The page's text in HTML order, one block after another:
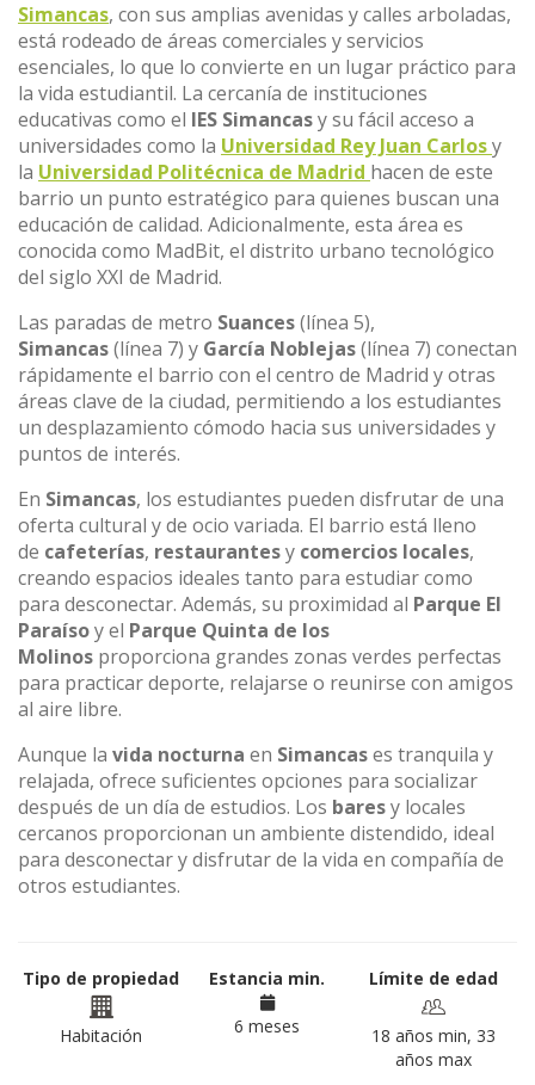
Simancas, con sus amplias avenidas y calles arboladas,
está rodeado de áreas comerciales y servicios
esenciales, lo que lo convierte en un lugar práctico para
la vida estudiantil. La cercanía de instituciones
educativas como el IES Simancasy su fácil acceso a
universidades como la Universidad Rey Juan Carlosy
la Universidad Politécnica de Madrid hacen de este
barrio un punto estratégico para quienes buscan una
educación de calidad. Adicionalmente, esta área es
conocida como MadBit, el distrito urbano tecnológico
del siglo XXI de Madrid.
Las paradas de metro Suances(línea 5),
Simancas(línea 7) y García Noblejas(línea 7) conectan
rápidamente el barrio con el centro de Madrid y otras
áreas clave de la ciudad, permitiendo a los estudiantes
un desplazamiento cómodo hacia sus universidades y
puntos de interés.
En Simancas, los estudiantes pueden disfrutar de una
oferta cultural y de ocio variada. El barrio está lleno
de cafeterías, restaurantesy comercios locales,
creando espacios ideales tanto para estudiar como
para desconectar. Además, su proximidad al Parque El
Paraísoy el Parque Quinta de los
Molinos proporciona grandes zonas verdes perfectas
para practicar deporte, relajarse o reunirse con amigos
al aire libre.
Aunque la vida nocturna en Simancases tranquila y
relajada, ofrece suficientes opciones para socializar
después de un día de estudios. Los baresy locales
cercanos proporcionan un ambiente distendido, ideal
para desconectar y disfrutar de la vida en compañía de
otros estudiantes.
Tipo de propiedad
Habitación
Estancia min.
6 meses
Límite de edad
18 años min, 33
años max